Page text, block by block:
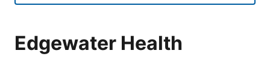
Edgewater Health